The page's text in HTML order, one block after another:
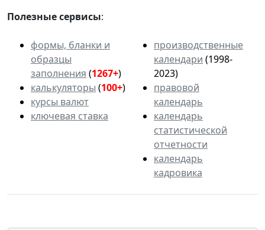
Полезные сервисы:
формы, бланки и
образцы
заполнения (1267+)
калькуляторы (100+)
курсы валют
ключевая ставка
производственные
календари (1998-
2023)
правовой
календарь
календарь
статистической
отчетности
календарь
кадровика